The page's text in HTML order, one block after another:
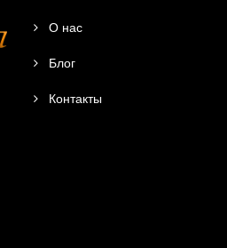
О нас
Блог
Контакты